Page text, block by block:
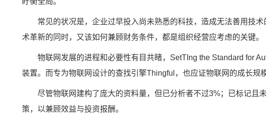
常见的状况是，企业过早投入尚未熟悉的科技，造成无法善用技
术革新的同时，又该如何兼顾财务条件，都是组织经营应考虑的关键。
物联网发展的进程和必要性有目共睹，SetTIng the Standard for
装置。而专为物联网设计的查找引擎Thingful，也应证物联网的成长规
尽管物联网建构了庞大的资料量，但已分析者不过3%；已标记
策，以兼顾效益与投资报酬。